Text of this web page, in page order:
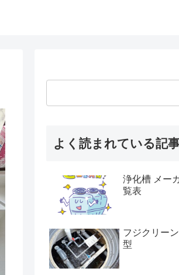
よく読まれている記
浄化槽 メー
覧表
フジクリー
型